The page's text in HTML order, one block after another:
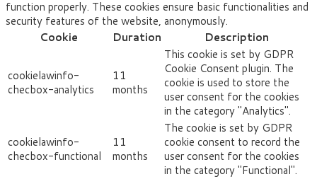
function properly. These cookies ensure basic functionalities and
security features of the website, anonymously.
Cookie
Duration Description
cookielawinfo-
checbox-analytics
11
months
This cookie is set by GDPR
Cookie Consent plugin. The
cookie is used to store the
user consent for the cookies
in the category "Analytics".
cookielawinfo-
checbox-functional
11
months
The cookie is set by GDPR
cookie consent to record the
user consent for the cookies
in the category "Functional".